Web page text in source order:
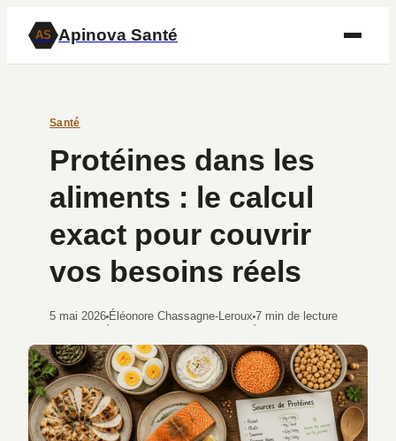
AS Apinova Santé
Santé
Protéines dans les
aliments : le calcul
exact pour couvrir
vos besoins réels
5 mai 2026
·
Éléonore Chassagne-Leroux
·
7 min de lecture